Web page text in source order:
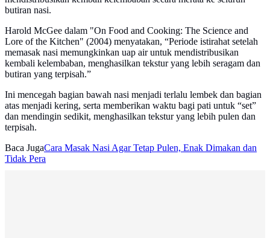
butiran nasi.
Harold McGee dalam "On Food and Cooking: The Science and
Lore of the Kitchen" (2004) menyatakan, “Periode istirahat setelah
memasak nasi memungkinkan uap air untuk mendistribusikan
kembali kelembaban, menghasilkan tekstur yang lebih seragam dan
butiran yang terpisah.”
Ini mencegah bagian bawah nasi menjadi terlalu lembek dan bagian
atas menjadi kering, serta memberikan waktu bagi pati untuk “set”
dan mendingin sedikit, menghasilkan tekstur yang lebih pulen dan
terpisah.
Baca JugaCara Masak Nasi Agar Tetap Pulen, Enak Dimakan dan
Tidak Pera